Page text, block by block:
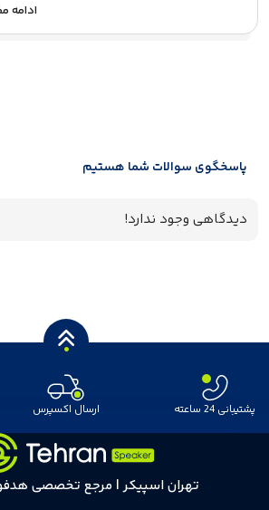
ادامه
پاسخگوی سوالات شما هستیم
دیدگاهی وجود ندارد!
پشتیبانی 24 ساعته ارسال اکسپرس
تهران اسپیکر | مرجع تخصصی